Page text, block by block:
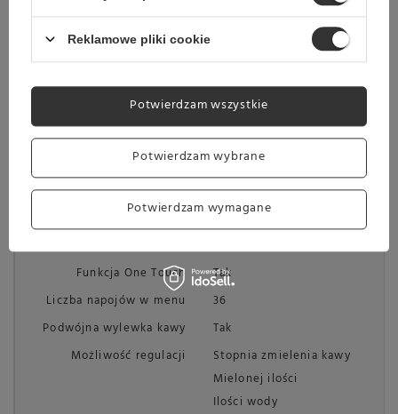
Programowalne profile
BrilliantLight
AutoDescale
ComfortClean
CupSensor
Połączenie sieciowe z
Miele@home
Blokada uruchomienia
Funkcja One Touch
Tak
Liczba napojów w menu
36
Podwójna wylewka kawy
Tak
Możliwość regulacji
Stopnia zmielenia kawy
Mielonej ilości
Ilości wody
Reklamowe pliki cookie
Potwierdzam wybrane
Potwierdzam wymagane
Potwierdzam wszystkie